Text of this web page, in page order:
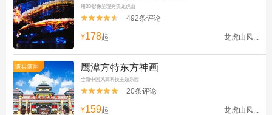
用3D影像呈现秀美龙虎山

 492条评论
¥178起 龙虎山风...
随买随用 鹰潭方特东方神画
全新中国风高科技主题乐园

 20条评论
¥159起 龙虎山风...